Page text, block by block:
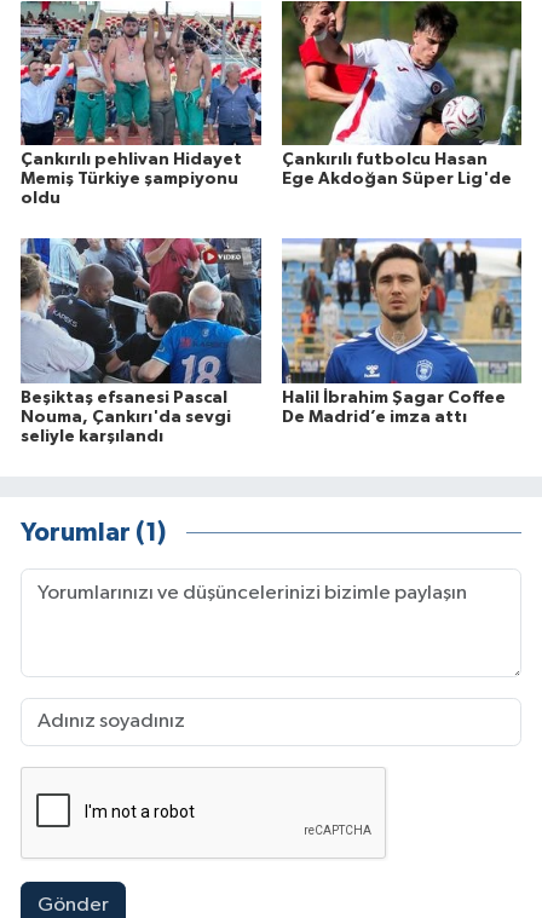
Çankırılı pehlivan Hidayet
Memiş Türkiye şampiyonu
oldu
Çankırılı futbolcu Hasan
Ege Akdoğan Süper Lig'de
Beşiktaş efsanesi Pascal
Nouma, Çankırı'da sevgi
seliyle karşılandı
Halil İbrahim Şagar Coffee
De Madrid’e imza attı
Yorumlar (1)
Gönder